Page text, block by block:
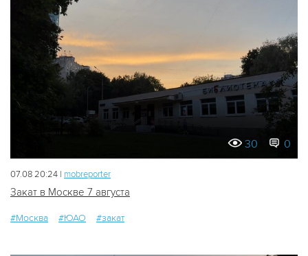
30 0
07.08 20:24 | mobreporter
Закат в Москве 7 августа
#Москва #ЮАО #закат